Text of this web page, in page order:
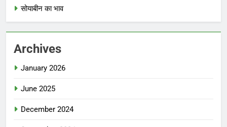
सोयाबीन का भाव
Archives
January 2026
June 2025
December 2024